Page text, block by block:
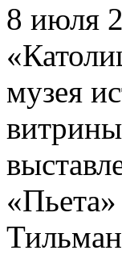
8 июля
музея